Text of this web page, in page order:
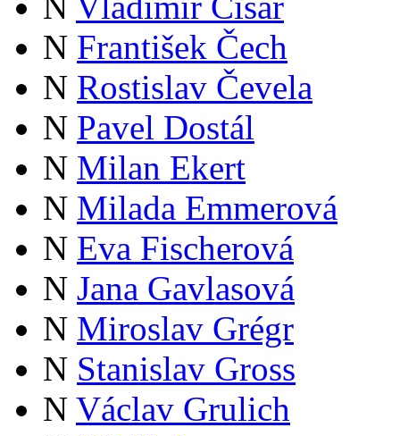
N František Čech
N Rostislav Čevela
N Pavel Dostál
N Milan Ekert
N Milada Emmerová
N Eva Fischerová
N Jana Gavlasová
N Miroslav Grégr
N Stanislav Gross
N Václav Grulich